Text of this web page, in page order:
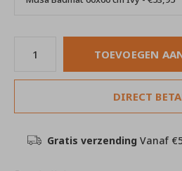
TOEVOEGEN
DIRECT
Gratis verzending Vanaf